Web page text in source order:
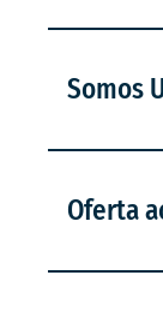
Somos
Oferta